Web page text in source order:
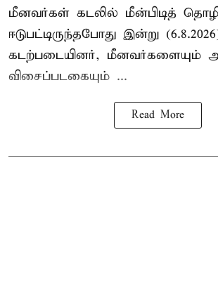
மீனவர்கள் கடலில் மீன்பிடித்
ஈடுபட்டிருந்தபோது இன்று
கடற்படையினர், மீனவர்களையும்
விசைப்படகையும் ...
Read More